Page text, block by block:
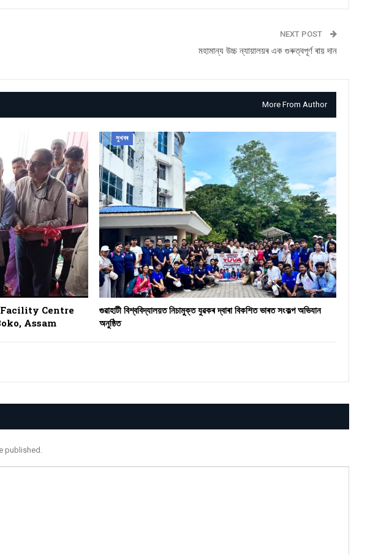
NEXT POST
মহামান্য উচ্চ ন্যায়ালয়ৰ এক গুৰুত্বপূৰ্ণ ৰায় দান
More From Author
Facility Centre
Assam
সুখবৰ
গুৱাহাটী বিশ্ববিদ্যালয়ত নিচামুক্ত যুৱকৰ দ্বাৰা বিকশিত ভাৰত সংকল্প অভিযান
অনুষ্ঠিত
published.